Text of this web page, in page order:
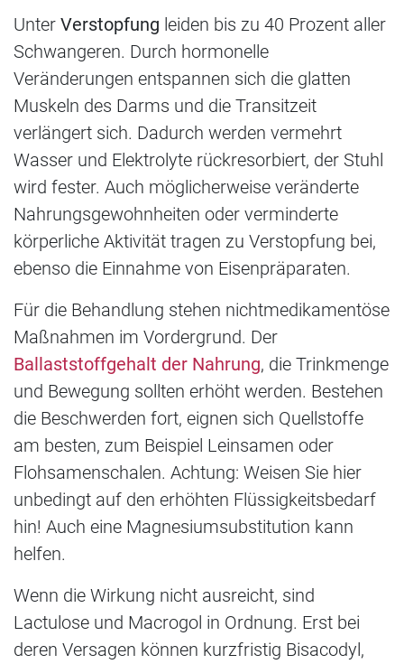
Unter Verstopfung leiden bis zu 40 Prozent aller
Schwangeren. Durch hormonelle
Veränderungen entspannen sich die glatten
Muskeln des Darms und die Transitzeit
verlängert sich. Dadurch werden vermehrt
Wasser und Elektrolyte rückresorbiert, der Stuhl
wird fester. Auch möglicherweise veränderte
Nahrungsgewohnheiten oder verminderte
körperliche Aktivität tragen zu Verstopfung bei,
ebenso die Einnahme von Eisenpräparaten.
Für die Behandlung stehen nichtmedikamentöse
Maßnahmen im Vordergrund. Der
Ballaststoffgehalt der Nahrung, die Trinkmenge
und Bewegung sollten erhöht werden. Bestehen
die Beschwerden fort, eignen sich Quellstoffe
am besten, zum Beispiel Leinsamen oder
Flohsamenschalen. Achtung: Weisen Sie hier
unbedingt auf den erhöhten Flüssigkeitsbedarf
hin! Auch eine Magnesiumsubstitution kann
helfen.
Wenn die Wirkung nicht ausreicht, sind
Lactulose und Macrogol in Ordnung. Erst bei
deren Versagen können kurzfristig Bisacodyl,